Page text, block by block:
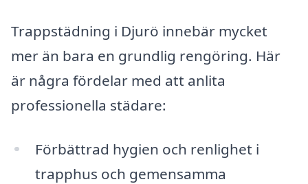
Trappstädning i Djurö innebär mycket
mer än bara en grundlig rengöring. Här
är några fördelar med att anlita
professionella städare:
Förbättrad hygien och renlighet i
trapphus och gemensamma